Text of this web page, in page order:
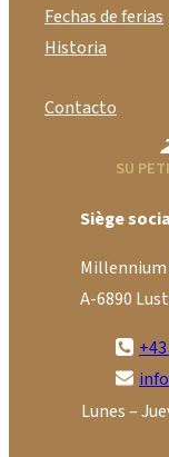
Fechas de ferias
Historia
Contacto
SU
Siège
Millennium
A-6890
Lunes –